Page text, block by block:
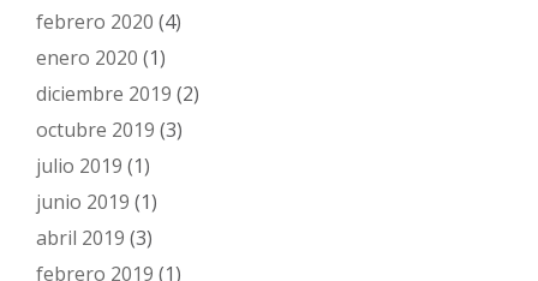
febrero 2020 (4)
enero 2020 (1)
diciembre 2019 (2)
octubre 2019 (3)
julio 2019 (1)
junio 2019 (1)
abril 2019 (3)
febrero 2019 (1)